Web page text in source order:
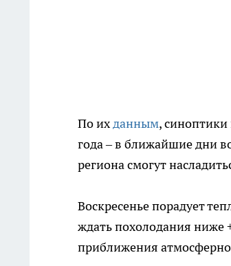
По ихданным,
года – в ближайшие дни
региона смогут
Воскресенье порадует
ждать похолодания ниже
приближения